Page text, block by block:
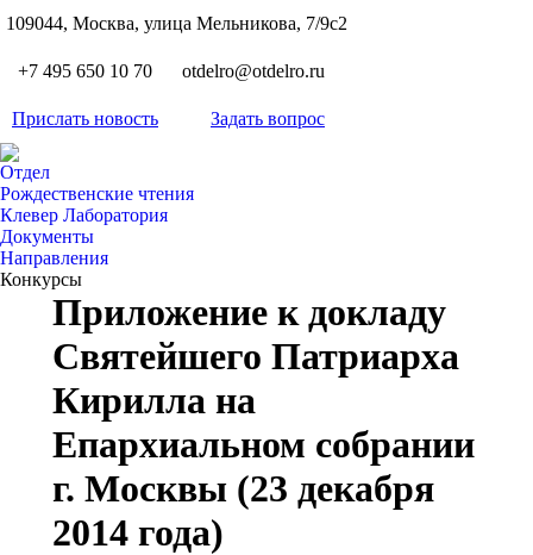
109044, Москва, улица Мельникова, 7/9с2
+7 495 650 10 70 otdelro@otdelro.ru
Прислать новость Задать вопрос
Отдел
Рождественские чтения
Клевер Лаборатория
Документы
Направления
Конкурсы
Приложение к докладу
Святейшего Патриарха
Кирилла на
Епархиальном собрании
г. Москвы (23 декабря
2014 года)